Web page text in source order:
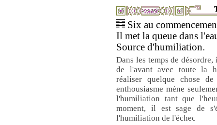
Six au
Il met la queue dans
Source d'humiliation.
Dans les temps de
de l'avant avec toute la
réaliser quelque chose
enthousiasme mène
l'humiliation tant que
moment, il est sage de
l'humiliation de l'échec